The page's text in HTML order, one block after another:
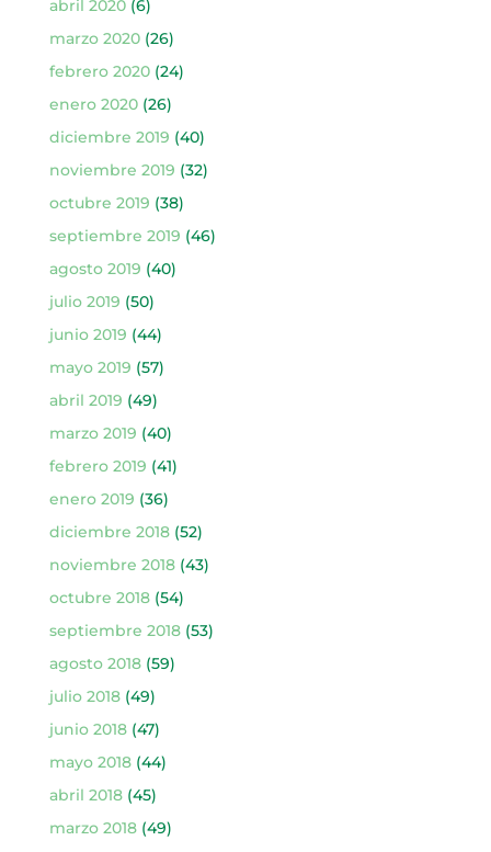
abril 2020(6)
marzo 2020(26)
febrero 2020(24)
enero 2020(26)
diciembre 2019 (40)
noviembre 2019 (32)
octubre 2019 (38)
septiembre 2019 (46)
agosto 2019 (40)
julio 2019 (50)
junio 2019 (44)
mayo 2019 (57)
abril 2019 (49)
marzo 2019 (40)
febrero 2019 (41)
enero 2019 (36)
diciembre 2018(52)
noviembre 2018(43)
octubre 2018(54)
septiembre 2018(53)
agosto 2018(59)
julio 2018(49)
junio 2018(47)
mayo 2018(44)
abril 2018(45)
marzo 2018(49)